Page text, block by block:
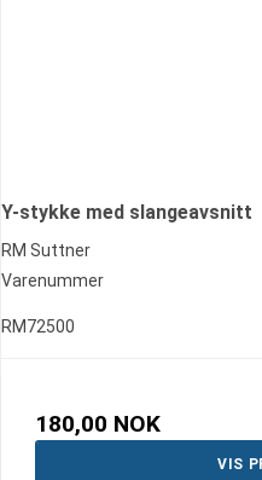
Y-stykke med slangeavsnitt
RM Suttner
Varenummer
RM72500
180,00 NOK
VIS